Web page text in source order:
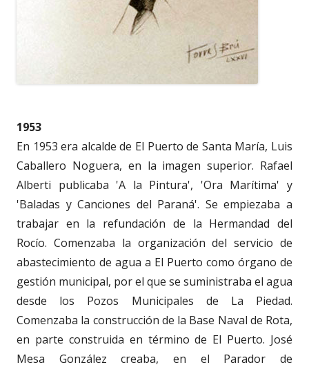
1953
En 1953 era alcalde de El Puerto de Santa María, Luis
Caballero Noguera, en la imagen superior. Rafael
Alberti publicaba 'A la Pintura', 'Ora Marítima' y
'Baladas y Canciones del Paraná'. Se empiezaba a
trabajar en la refundación de la Hermandad del
Rocío. Comenzaba la organización del servicio de
abastecimiento de agua a El Puerto como órgano de
gestión municipal, por el que se suministraba el agua
desde los Pozos Municipales de La Piedad.
Comenzaba la construcción de la Base Naval de Rota,
en parte construida en término de El Puerto. José
Mesa González creaba, en el Parador de